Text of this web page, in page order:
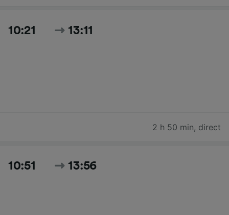
10:21 13:11
2 h 50 min, direct
10:51 13:56